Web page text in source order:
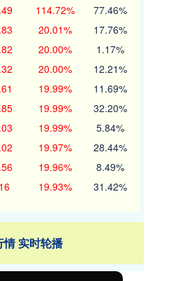
114.72% 77.46%
20.01% 17.76%
20.00% 1.17%
20.00% 12.21%
19.99% 11.69%
19.99% 32.20%
19.99% 5.84%
19.97% 28.44%
19.96% 8.49%
19.93% 31.42%
情 实时轮播